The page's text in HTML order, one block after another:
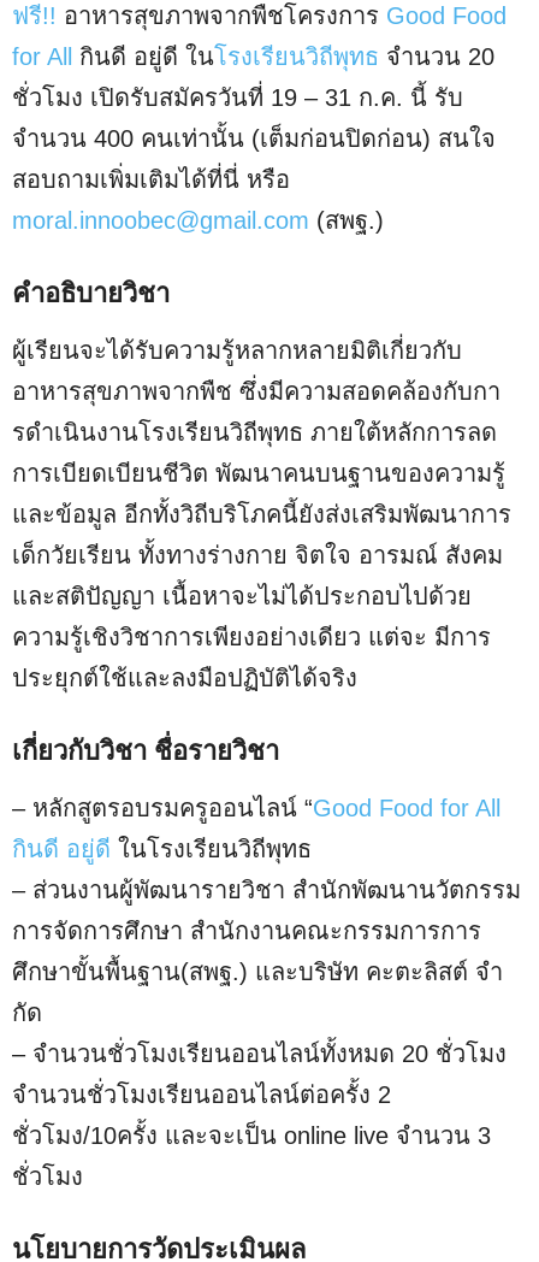
ฟรี!! อาหารสุขภาพจากพืชโครงการ Good Food
for All
กินดี อยู่ดี ในโรงเรียนวิถีพุทธ จำนวน 20
ชั่วโมง เปิดรับสมัครวันที่ 19 – 31 ก.ค. นี้ รับ
จำนวน 400 คนเท่านั้น (เต็มก่อนปิดก่อน) สนใจ
สอบถามเพิ่มเติมได้ที่นี่ หรือ
moral.innoobec@gmail.com (สพฐ.)
คําอธิบายวิชา
ผู้เรียนจะได้รับความรู้หลากหลายมิติเกี่ยวกับ
อาหารสุขภาพจากพืช ซึ่งมีความสอดคล้องกับกา
รดําเนินงานโรงเรียนวิถีพุทธ ภายใต้หลักการลด
การเบียดเบียนชีวิต พัฒนาคนบนฐานของความรู้
และข้อมูล อีกทั้งวิถีบริโภคนี้ยังส่งเสริมพัฒนาการ
เด็กวัยเรียน ทั้งทางร่างกาย จิตใจ อารมณ์ สังคม
และสติปัญญา เนื้อหาจะไม่ได้ประกอบไปด้วย
ความรู้เชิงวิชาการเพียงอย่างเดียว แต่จะ มีการ
ประยุกต์ใช้และลงมือปฏิบัติได้จริง
เกี่ยวกับวิชา ชื่อรายวิชา
– หลักสูตรอบรมครูออนไลน์ “Good Food for All
กินดี อยู่ดี ในโรงเรียนวิถีพุทธ
– ส่วนงานผู้พัฒนารายวิชา สํานักพัฒนานวัตกรรม
การจัดการศึกษา สํานักงานคณะกรรมการการ
ศึกษาขั้นพื้นฐาน(สพฐ.) และบริษัท คะตะลิสต์ จํา
กัด
– จํานวนชั่วโมงเรียนออนไลน์ทั้งหมด 20 ชั่วโมง
จํานวนชั่วโมงเรียนออนไลน์ต่อครั้ง 2
ชั่วโมง/10ครั้ง และจะเป็น online live จํานวน 3
ชั่วโมง
นโยบายการวัดประเมินผล